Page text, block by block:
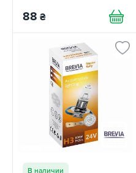
88 ₴
В наличии